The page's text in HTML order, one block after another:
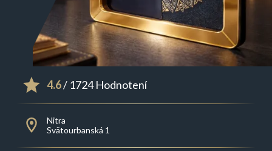
4.6/ 1724 Hodnotení
Nitra
Svätourbanská 1